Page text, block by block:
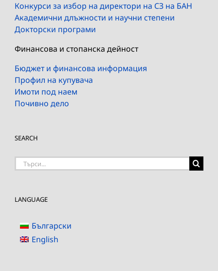
Конкурси за избор на директори на СЗ на БАН
Академични длъжности и научни степени
Докторски програми
Финансова и стопанска дейност
Бюджет и финансова информация
Профил на купувача
Имоти под наем
Почивно дело
SEARCH
Търсене
LANGUAGE
Български
English